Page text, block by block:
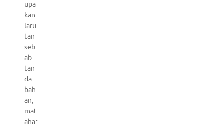
upa
kan
laru
tan
seb
ab
tan
da
bah
an,
mat
ahar